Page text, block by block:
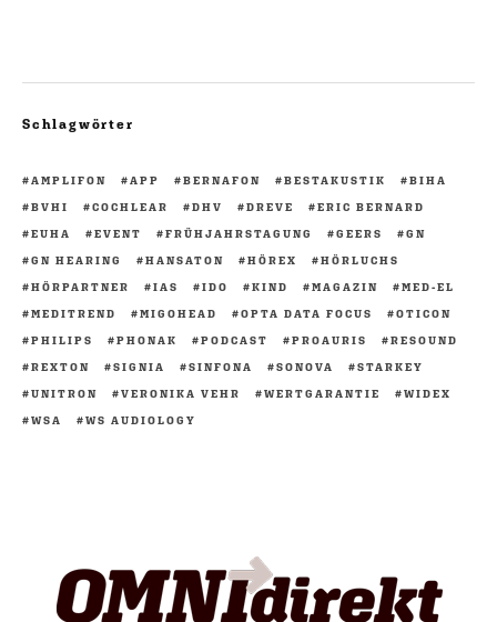
Schlagwörter
AMPLIFON APP BERNAFON BESTAKUSTIK
BIHA
BVHI
COCHLEAR DHV DREVE
ERIC BERNARD
EUHA
EVENT FRÜHJAHRSTAGUNG GEERS
GN
GN HEARING
HANSATON HÖREX
HÖRLUCHS
HÖRPARTNER
IAS IDO KIND MAGAZIN
MED-EL
MEDITREND
MIGOHEAD OPTA DATA FOCUS
OTICON
PHILIPS
PHONAK PODCAST PROAURIS
RESOUND
REXTON
SIGNIA SINFONA SONOVA
STARKEY
UNITRON
VERONIKA VEHR WERTGARANTIE
WIDEX
WSA
WS AUDIOLOGY